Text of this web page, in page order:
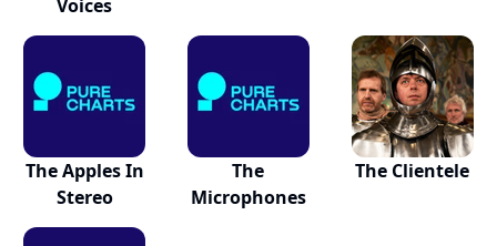
Voices
The Apples In
Stereo
The
Microphones
The Clientele